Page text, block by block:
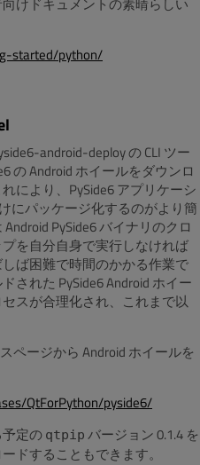
started/python/
android-deploy の CLI ツー
の Android ホイールをダウンロ
により、PySide6 アプリケーシ
にパッケージ化するのがより簡
PySide6 バイナリのクロ
を自分自身で実行しなければ
ば困難で時間のかかる作業で
された PySide6 Android ホイー
スが合理化され、これまで以
ページから Android ホイールを
QtForPython/pyside6/
定の qtpip バージョン 0.1.4 を
ドすることもできます。